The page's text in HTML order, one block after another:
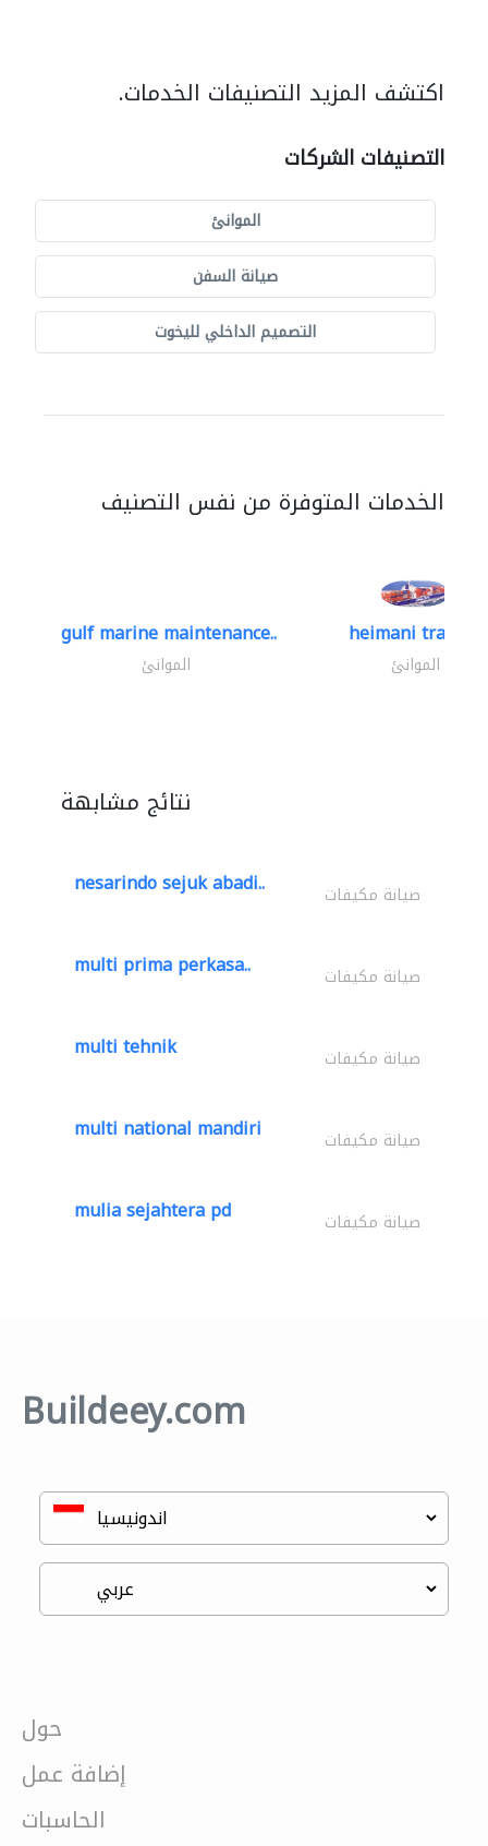
اكتشف المزيد التصنيفات الخدمات.
التصنيفات الشركات
الموانئ
صيانة السفن
التصميم الداخلي لليخوت
الخدمات المتوفرة من نفس التصنيف
gulf marine maintenance..
الموانئ
heimani trading
الموانئ
نتائج مشابهة
nesarindo sejuk abadi.. صيانة مكيفات
multi prima perkasa.. صيانة مكيفات
multi tehnik صيانة مكيفات
multi national mandiri صيانة مكيفات
mulia sejahtera pd صيانة مكيفات
Buildeey.com
حول
إضافة عمل
الحاسبات